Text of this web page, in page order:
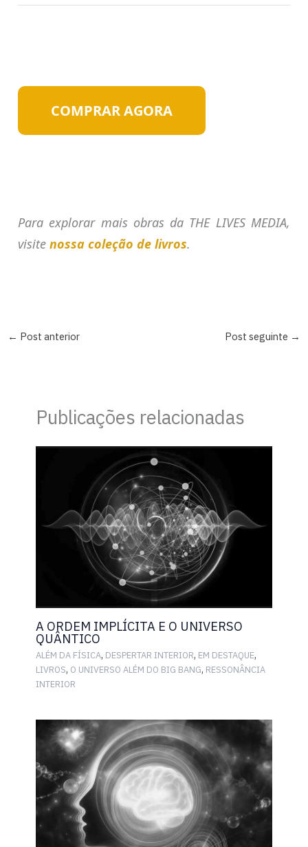
COMPRAR AGORA
Para explorar mais obras da THE LIVES MEDIA,
visitenossa coleção de livros.
← Post anterior Post seguinte →
Publicações relacionadas
A ORDEM IMPLÍCITA E O UNIVERSO
QUÂNTICO
ALÉM DA FÍSICA, DESPERTAR INTERIOR, EM DESTAQUE,
LIVROS, O UNIVERSO ALÉM DO BIG BANG, RESSONÂNCIA
INTERIOR